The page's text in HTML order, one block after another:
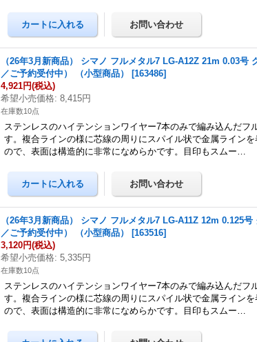
（26年3月新商品） シマノ フルメタル7 LG-A12Z 21m 0.03号
／ご予約受付中） （小型商品）
[163486]
4,921円(税込)
希望小売価格: 8,415円
在庫数10点
ステンレスのハイテンションワイヤー7本のみで編み込んだフ
す。複合ラインの様に芯線の周りにスパイル状で金属ラインを
ので、表面は構造的に非常になめらかです。目印もスムー…
（26年3月新商品） シマノ フルメタル7 LG-A11Z 12m 0.125
／ご予約受付中） （小型商品）
[163516]
3,120円(税込)
希望小売価格: 5,335円
在庫数10点
ステンレスのハイテンションワイヤー7本のみで編み込んだフ
す。複合ラインの様に芯線の周りにスパイル状で金属ラインを
ので、表面は構造的に非常になめらかです。目印もスムー…